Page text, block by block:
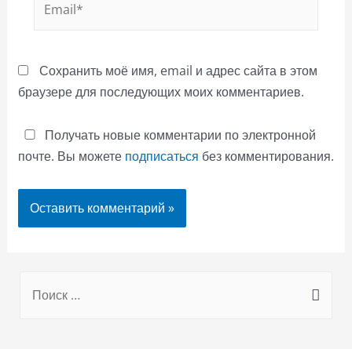
Сохранить моё имя, email и адрес сайта в этом
браузере для последующих моих комментариев.
Получать новые комментарии по электронной
почте. Вы можете подписаться без комментирования.